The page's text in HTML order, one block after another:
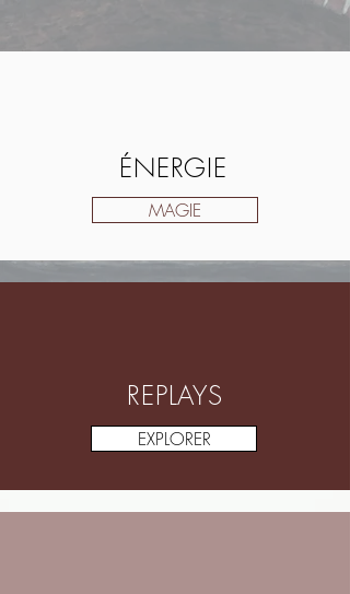
ÉNERGIE
MAGIE
REPLAYS
EXPLORER